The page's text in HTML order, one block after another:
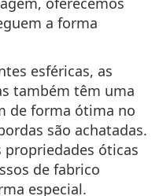
a forma
esféricas, as
também têm uma
de forma ótima no
são achatadas.
propriedades óticas
de fabrico
especial.